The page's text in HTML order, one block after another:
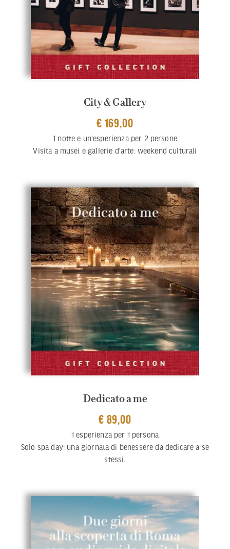
City & Gallery
€ 169,00
1 notte e un'esperienza per 2 persone
Visita a musei e gallerie d'arte: weekend culturali
Dedicato a me
€ 89,00
1 esperienza per 1 persona
Solo spa day: una giornata di benessere da dedicare a se
stessi.